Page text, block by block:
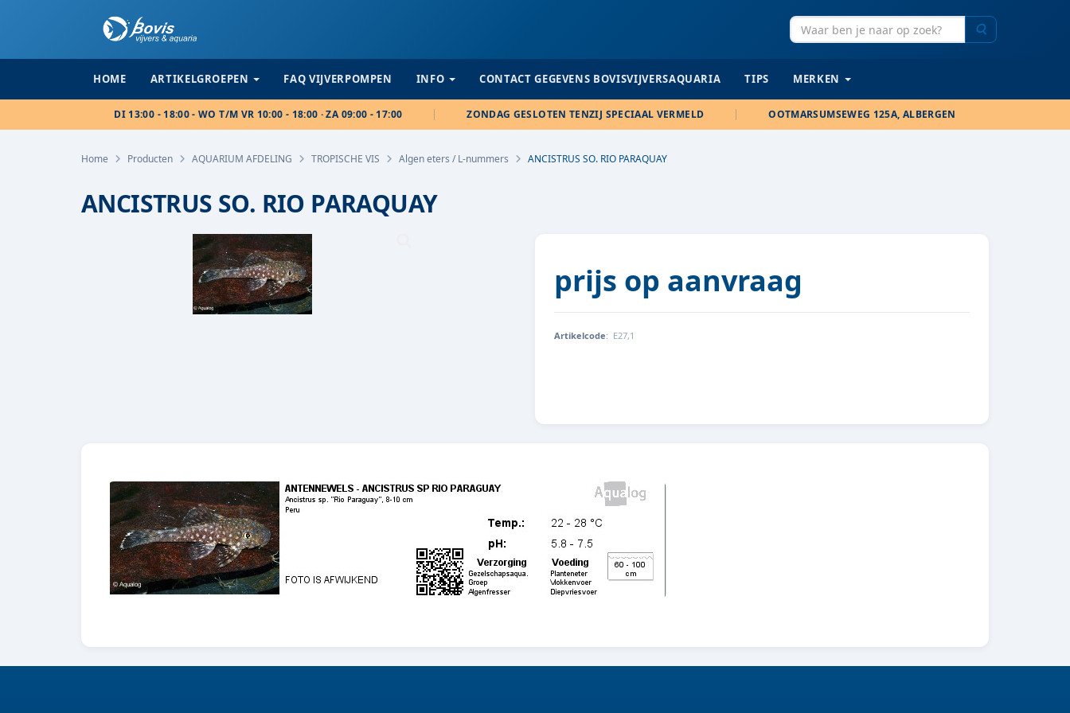
HOME ARTIKELGROEPEN FAQ VIJVERPOMPEN INFO CONTACT GEGEVENS BOVISVIJVERSAQUARIA TIPS MERKEN
DI 13:00 - 18:00 - WO T/M VR 10:00 - 18:00 · ZA 09:00 - 17:00 ZONDAG GESLOTEN TENZIJ SPECIAAL VERMELD OOTMARSUMSEWEG 125A, ALBERGEN
Home Producten AQUARIUM AFDELING TROPISCHE VIS Algen eters / L-nummers ANCISTRUS SO. RIO PARAQUAY
ANCISTRUS SO. RIO PARAQUAY
prijs op aanvraag
Artikelcode: E27,1